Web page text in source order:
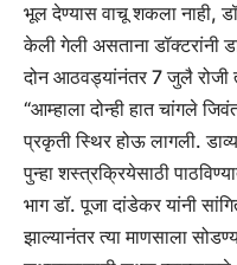
भूल देण्यास वाचू शकला नाही,
केली गेली असताना डॉक्टरांनी
दोन आठवड्यांनंतर 7 जुलै रोजी
“आम्हाला दोन्ही हात चांगले
प्रकृती स्थिर होऊ लागली.
पुन्हा शस्त्रक्रियेसाठी
भाग डॉ. पूजा दांडेकर यांनी
झाल्यानंतर त्या माणसाला